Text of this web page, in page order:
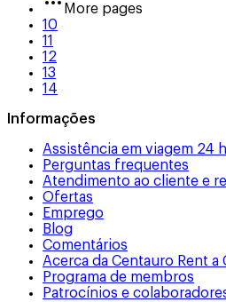
More pages
10
11
12
13
14
Informações
Assistência em viagem 24
Perguntas frequentes
Atendimento ao cliente e
Ofertas
Emprego
Blog
Comentários
Acerca da Centauro Rent a
Programa de membros
Patrocínios e